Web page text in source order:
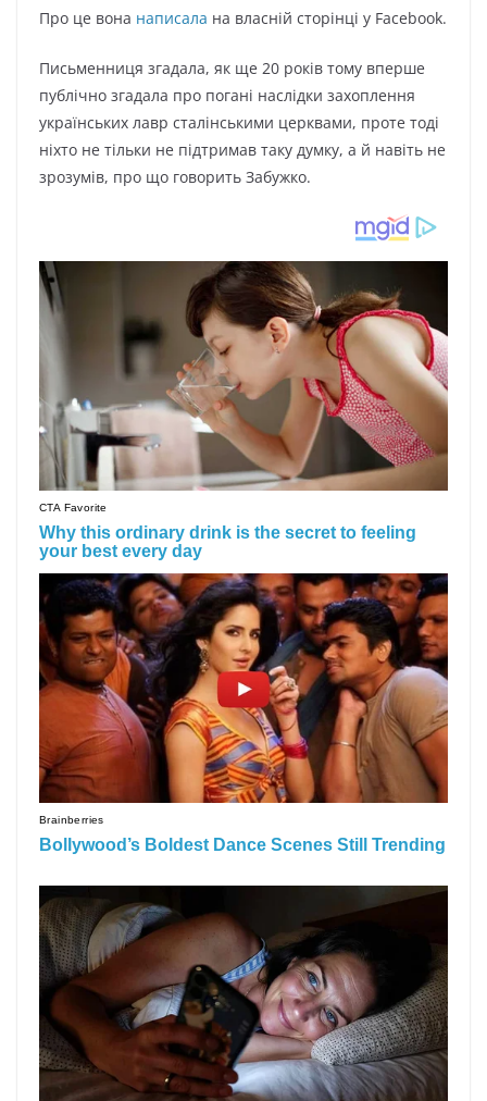
Про це вона написала на власній сторінці у Facebook.
Письменниця згадала, як ще 20 років тому вперше
публічно згадала про погані наслідки захоплення
українських лавр сталінськими церквами, проте тоді
ніхто не тільки не підтримав таку думку, а й навіть не
зрозумів, про що говорить Забужко.